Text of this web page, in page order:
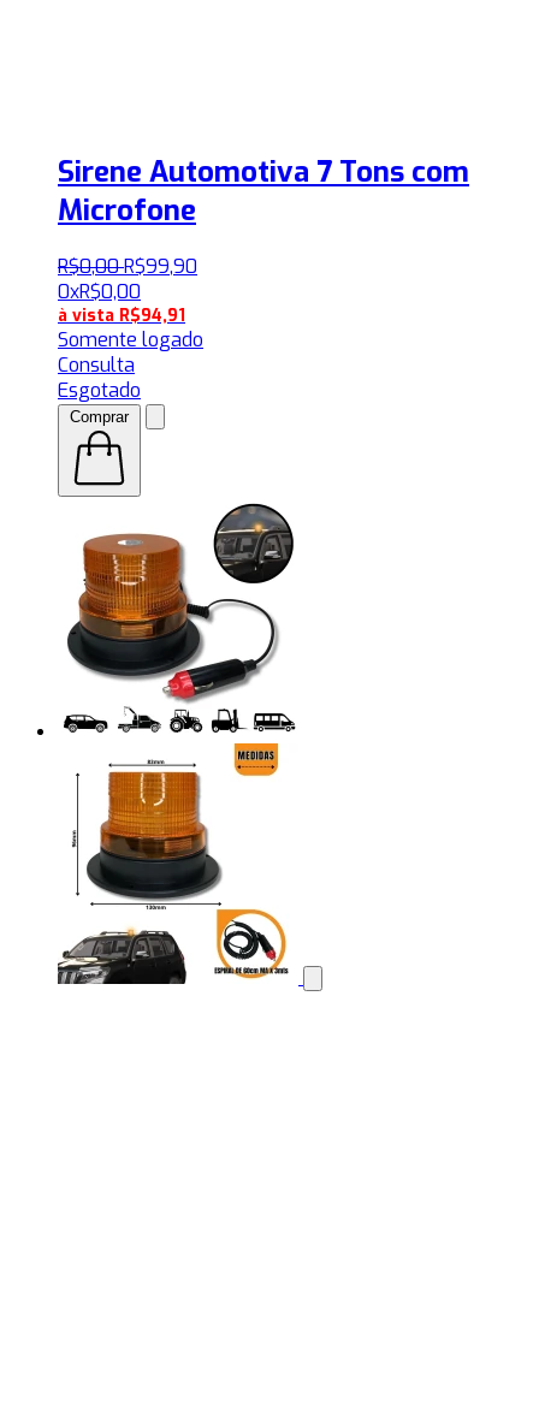
Sirene Automotiva 7 Tons com
Microfone
R$0,00R$99,90
0xR$0,00
à vista R$94,91
Somente logado
Consulta
Esgotado
Comprar